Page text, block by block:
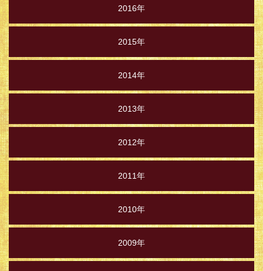
2016年
2015年
2014年
2013年
2012年
2011年
2010年
2009年